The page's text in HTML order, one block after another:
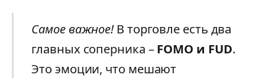
Самое важное!В торговле есть два
главных соперника –FOMO и FUD.
Это эмоции, что мешают